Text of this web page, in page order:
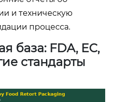
и техническую
процесса.
база: FDA, ЕС,
стандарты